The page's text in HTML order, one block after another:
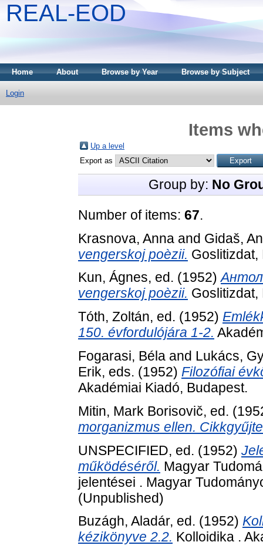
REAL-EOD
Home About Browse by Year Browse by Subject
Login
Items
Up a level
Export as
Group by: No
Number of items: 67.
Krasnova, Anna and Gidaš,
vengerskoj poèzii. Goslitizdat,
Kun, Ágnes, ed. (1952)
vengerskoj poèzii. Goslitizdat,
Tóth, Zoltán, ed. (1952)
150. évfordulójára 1-2.
Fogarasi, Béla and Lukács,
Erik, eds. (1952) Filozófiai
Akadémiai Kiadó, Budapest.
Mitin, Mark Borisovič, ed.
morganizmus ellen.
UNSPECIFIED, ed. (1952)
működéséről. Magyar
jelentései . Magyar
(Unpublished)
Buzágh, Aladár, ed. (1952)
kézikönyve 2.2. Kolloidika .